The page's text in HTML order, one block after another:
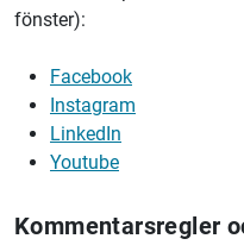
fönster):
Facebook
Instagram
LinkedIn
Youtube
Kommentarsregler